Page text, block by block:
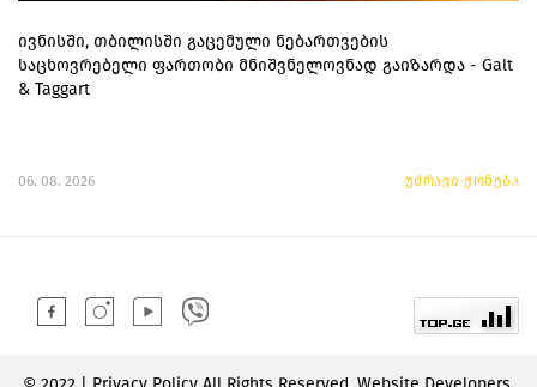
ივნისში, თბილისში გაცემული ნებართვების
საცხოვრებელი ფართობი მნიშვნელოვნად გაიზარდა - Galt
& Taggart
06. 08. 2026 უძრავი ქონება